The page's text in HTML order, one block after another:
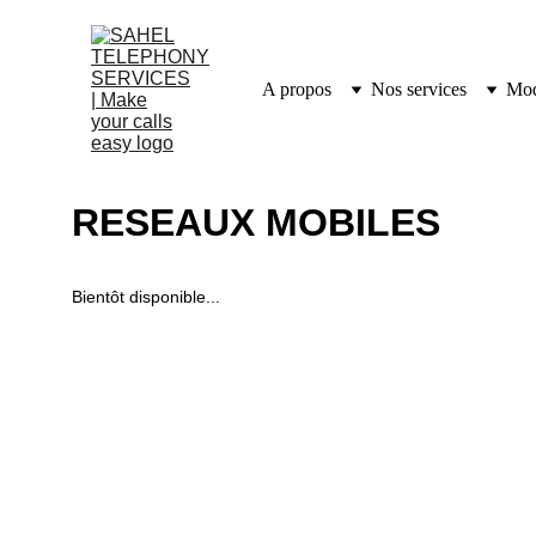
A propos Nos services
RESEAUX MOBILES
Bientôt disponible...